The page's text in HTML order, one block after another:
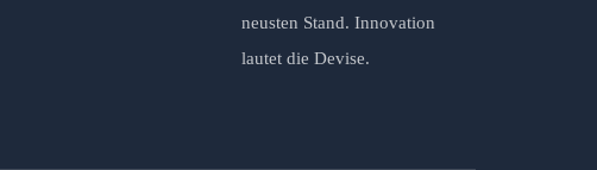
neusten Stand. Innovation
lautet die Devise.